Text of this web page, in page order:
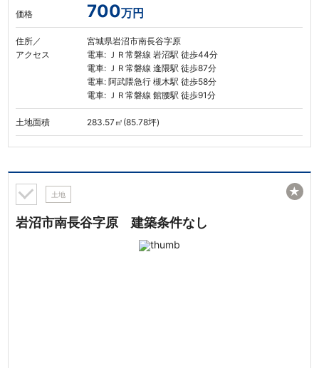
価格 700万円
住所／
アクセス
宮城県岩沼市南長谷字原
電車: ＪＲ常磐線 岩沼駅 徒歩44分
電車: ＪＲ常磐線 逢隈駅 徒歩87分
電車: 阿武隈急行 槻木駅 徒歩58分
電車: ＪＲ常磐線 館腰駅 徒歩91分
土地面積 283.57㎡(85.78坪)
土地
岩沼市南長谷字原 建築条件なし
★